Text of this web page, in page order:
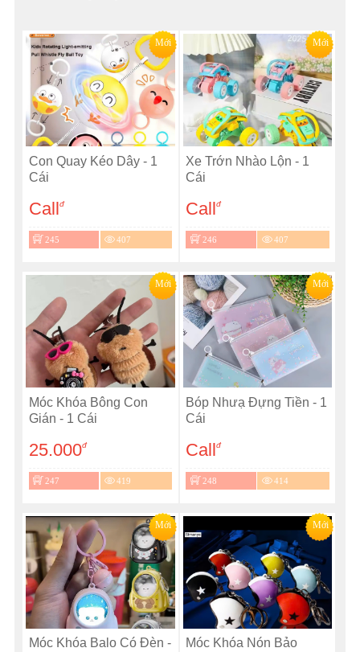
Mới
Con Quay Kéo Dây - 1
Cái
Callđ
245 407
Mới
Xe Trớn Nhào Lộn - 1
Cái
Callđ
246 407
Mới
Móc Khóa Bông Con
Gián - 1 Cái
25.000đ
247 419
Mới
Bóp Nhưạ Đựng Tiền - 1
Cái
Callđ
248 414
Mới
Móc Khóa Balo Có Đèn -
Mới
Móc Khóa Nón Bảo